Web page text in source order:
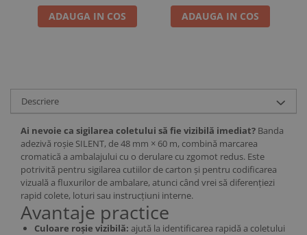
ADAUGA IN COS ADAUGA IN COS
Descriere
Ai nevoie ca sigilarea coletului să fie vizibilă imediat? Banda
adezivă roșie SILENT, de 48 mm × 60 m, combină marcarea
cromatică a ambalajului cu o derulare cu zgomot redus. Este
potrivită pentru sigilarea cutiilor de carton și pentru codificarea
vizuală a fluxurilor de ambalare, atunci când vrei să diferențiezi
rapid colete, loturi sau instrucțiuni interne.
Avantaje practice
Culoare roșie vizibilă: ajută la identificarea rapidă a coletului